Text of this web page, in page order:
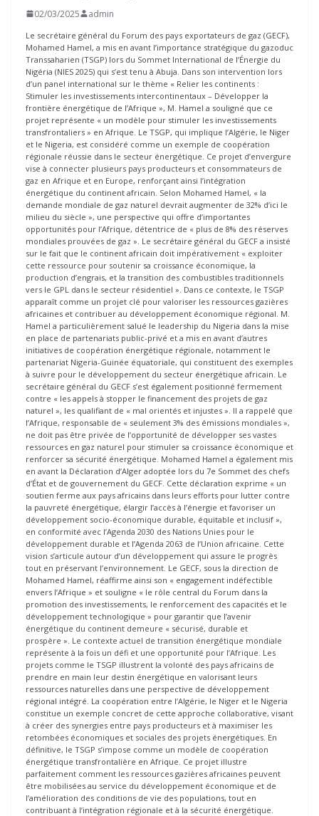
02/03/2025 admin
Le secrétaire général du Forum des pays exportateurs de gaz (GECF),
Mohamed Hamel, a mis en avant l’importance stratégique du gazoduc
Transsaharien (TSGP) lors du Sommet International de l’Énergie du
Nigéria (NIES 2025) qui s’est tenu à Abuja. Dans son intervention lors
d’un panel international sur le thème « Relier les continents :
Stimuler les investissements intercontinentaux – Développer la
frontière énergétique de l’Afrique », M. Hamel a souligné que ce
projet représente « un modèle pour stimuler les investissements
transfrontaliers » en Afrique. Le TSGP, qui implique l’Algérie, le Niger
et le Nigeria, est considéré comme un exemple de coopération
régionale réussie dans le secteur énergétique. Ce projet d’envergure
vise à connecter plusieurs pays producteurs et consommateurs de
gaz en Afrique et en Europe, renforçant ainsi l’intégration
énergétique du continent africain. Selon Mohamed Hamel, « la
demande mondiale de gaz naturel devrait augmenter de 32% d’ici le
milieu du siècle », une perspective qui offre d’importantes
opportunités pour l’Afrique, détentrice de « plus de 8% des réserves
mondiales prouvées de gaz ». Le secrétaire général du GECF a insisté
sur le fait que le continent africain doit impérativement « exploiter
cette ressource pour soutenir sa croissance économique, la
production d’engrais, et la transition des combustibles traditionnels
vers le GPL dans le secteur résidentiel ». Dans ce contexte, le TSGP
apparaît comme un projet clé pour valoriser les ressources gazières
africaines et contribuer au développement économique régional. M.
Hamel a particulièrement salué le leadership du Nigeria dans la mise
en place de partenariats public-privé et a mis en avant d’autres
initiatives de coopération énergétique régionale, notamment le
partenariat Nigeria-Guinée équatoriale, qui constituent des exemples
à suivre pour le développement du secteur énergétique africain. Le
secrétaire général du GECF s’est également positionné fermement
contre « les appels à stopper le financement des projets de gaz
naturel », les qualifiant de « mal orientés et injustes ». Il a rappelé que
l’Afrique, responsable de « seulement 3% des émissions mondiales »,
ne doit pas être privée de l’opportunité de développer ses vastes
ressources en gaz naturel pour stimuler sa croissance économique et
renforcer sa sécurité énergétique. Mohamed Hamel a également mis
en avant la Déclaration d’Alger adoptée lors du 7e Sommet des chefs
d’État et de gouvernement du GECF. Cette déclaration exprime « un
soutien ferme aux pays africains dans leurs efforts pour lutter contre
la pauvreté énergétique, élargir l’accès à l’énergie et favoriser un
développement socio-économique durable, équitable et inclusif »,
en conformité avec l’Agenda 2030 des Nations Unies pour le
développement durable et l’Agenda 2063 de l’Union africaine. Cette
vision s’articule autour d’un développement qui assure le progrès
tout en préservant l’environnement. Le GECF, sous la direction de
Mohamed Hamel, réaffirme ainsi son « engagement indéfectible
envers l’Afrique » et souligne « le rôle central du Forum dans la
promotion des investissements, le renforcement des capacités et le
développement technologique » pour garantir que l’avenir
énergétique du continent demeure « sécurisé, durable et
prospère ». Le contexte actuel de transition énergétique mondiale
représente à la fois un défi et une opportunité pour l’Afrique. Les
projets comme le TSGP illustrent la volonté des pays africains de
prendre en main leur destin énergétique en valorisant leurs
ressources naturelles dans une perspective de développement
régional intégré. La coopération entre l’Algérie, le Niger et le Nigeria
constitue un exemple concret de cette approche collaborative, visant
à créer des synergies entre pays producteurs et à maximiser les
retombées économiques et sociales des projets énergétiques. En
définitive, le TSGP s’impose comme un modèle de coopération
énergétique transfrontalière en Afrique. Ce projet illustre
parfaitement comment les ressources gazières africaines peuvent
être mobilisées au service du développement économique et de
l’amélioration des conditions de vie des populations, tout en
contribuant à l’intégration régionale et à la sécurité énergétique.